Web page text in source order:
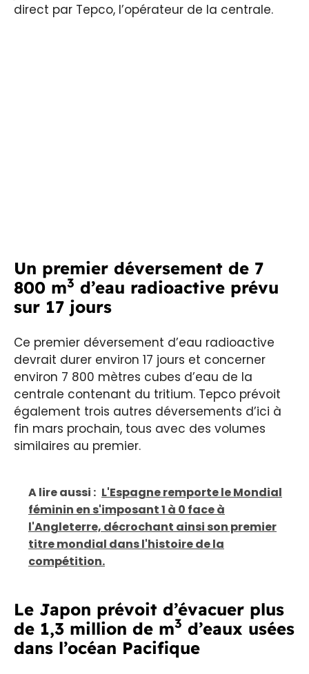
direct par Tepco, l’opérateur de la centrale.
Un premier déversement de 7
800 m3 d’eau radioactive prévu
sur 17 jours
Ce premier déversement d’eau radioactive
devrait durer environ 17 jours et concerner
environ 7 800 mètres cubes d’eau de la
centrale contenant du tritium. Tepco prévoit
également trois autres déversements d’ici à
fin mars prochain, tous avec des volumes
similaires au premier.
A lire aussi : L'Espagne remporte le Mondial
féminin en s'imposant 1 à 0 face à
l'Angleterre, décrochant ainsi son premier
titre mondial dans l'histoire de la
compétition.
Le Japon prévoit d’évacuer plus
de 1,3 million de m3 d’eaux usées
dans l’océan Pacifique